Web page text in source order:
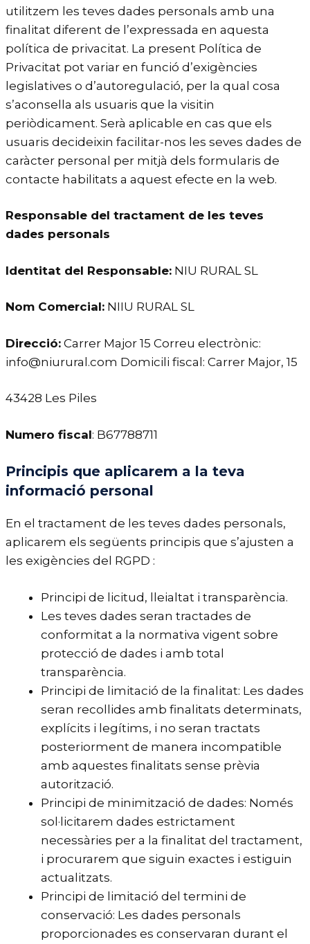
utilitzem les teves dades personals amb una
finalitat diferent de l’expressada en aquesta
política de privacitat. La present Política de
Privacitat pot variar en funció d’exigències
legislatives o d’autoregulació, per la qual cosa
s’aconsella als usuaris que la visitin
periòdicament. Serà aplicable en cas que els
usuaris decideixin facilitar-nos les seves dades de
caràcter personal per mitjà dels formularis de
contacte habilitats a aquest efecte en la web.
Responsable del tractament de les teves
dades personals
Identitat del Responsable: NIU RURAL SL
Nom Comercial: NIIU RURAL SL
Direcció: Carrer Major 15 Correu electrònic:
info@niurural.com Domicili fiscal: Carrer Major, 15
43428 Les Piles
Numero fiscal: B67788711
Principis que aplicarem a la teva
informació personal
En el tractament de les teves dades personals,
aplicarem els següents principis que s’ajusten a
les exigències del RGPD :
Principi de licitud, lleialtat i transparència.
Les teves dades seran tractades de
conformitat a la normativa vigent sobre
protecció de dades i amb total
transparència.
Principi de limitació de la finalitat: Les dades
seran recollides amb finalitats determinats,
explícits i legítims, i no seran tractats
posteriorment de manera incompatible
amb aquestes finalitats sense prèvia
autorització.
Principi de minimització de dades: Només
sol·licitarem dades estrictament
necessàries per a la finalitat del tractament,
i procurarem que siguin exactes i estiguin
actualitzats.
Principi de limitació del termini de
conservació: Les dades personals
proporcionades es conservaran durant el